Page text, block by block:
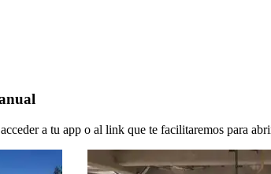
a tu app o al link que te facilitaremos para